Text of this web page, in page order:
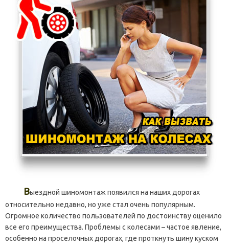
Выездной шиномонтаж появился на наших дорогах
относительно недавно, но уже стал очень популярным.
Огромное количество пользователей по достоинству оценило
все его преимущества. Проблемы с колесами – частое явление,
особенно на проселочных дорогах, где проткнуть шину куском